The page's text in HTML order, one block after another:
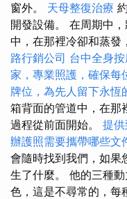
窗外。 天母整復治療
開發設備。 在周期中
中，在那裡冷卻和蒸發
路行銷公司 台中全身
家，專業照護，確保每
牌位，為先人留下永恆
箱背面的管道中，在那
過程從前面開始。 提
辦護照需要攜帶哪些文
會隨時找到我們，如果
生了什麼。 他的三種
色，這是不尋常的，每